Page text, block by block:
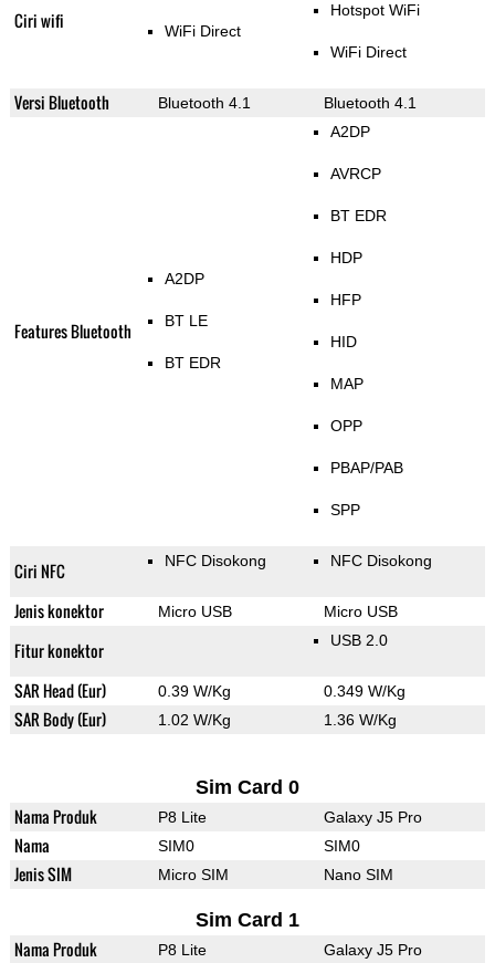
Ciri wifi WiFi Direct
Hotspot WiFi
WiFi Direct
Versi Bluetooth Bluetooth 4.1 Bluetooth 4.1
Features Bluetooth
A2DP
BT LE
BT EDR
A2DP
AVRCP
BT EDR
HDP
HFP
HID
MAP
OPP
PBAP/PAB
SPP
Ciri NFC NFC Disokong NFC Disokong
Jenis konektor Micro USB Micro USB
Fitur konektor USB 2.0
SAR Head (Eur) 0.39 W/Kg 0.349 W/Kg
SAR Body (Eur) 1.02 W/Kg 1.36 W/Kg
Sim Card 0
Nama Produk P8 Lite Galaxy J5 Pro
Nama SIM0 SIM0
Jenis SIM Micro SIM Nano SIM
Sim Card 1
Nama Produk P8 Lite Galaxy J5 Pro